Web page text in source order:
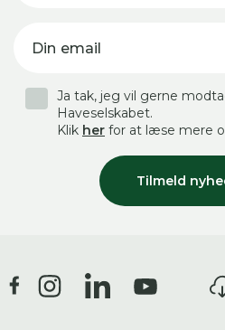
Din email
Tilmeld
Ja tak, jeg vil gerne
Haveselskabet.
Klik her for at læse mere